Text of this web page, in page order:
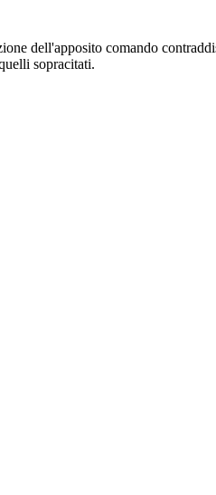
dell'apposito comando
sopracitati.